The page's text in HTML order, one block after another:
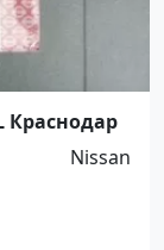
Краснодар
Nissan